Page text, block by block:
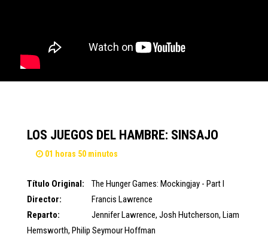
LOS JUEGOS DEL HAMBRE: SINSAJO
01 horas 50 minutos
Título Original:
The Hunger Games: Mockingjay - Part I
Director:
Francis Lawrence
Reparto:
Jennifer Lawrence, Josh Hutcherson, Liam
Hemsworth, Philip Seymour Hoffman